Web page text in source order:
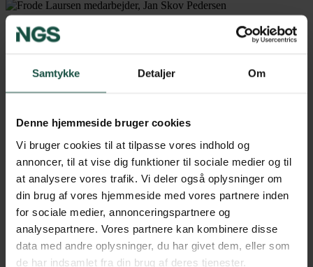
Samtykke Detaljer Om
Denne hjemmeside bruger cookies
Vi bruger cookies til at tilpasse vores indhold og
annoncer, til at vise dig funktioner til sociale medier og til
at analysere vores trafik. Vi deler også oplysninger om
din brug af vores hjemmeside med vores partnere inden
for sociale medier, annonceringspartnere og
analysepartnere. Vores partnere kan kombinere disse
data med andre oplysninger, du har givet dem, eller som
de har indsamlet fra din brug af deres tjenester.
I Frode Laursen ønsker vi at være en del af den grønne omstilling,
og derfor bliver en større og større del af vores flåde også drevet på
Den grønne omstilling er en dyr omstilling, så derfor har
samarbejdet med NGS været rigtig vigtigt for os og været med til at
Jan Skov Pedersen
Teknisk Direktør, Frode Laursen
Samarbejdet mellem NGS og Troldtekt har været godt.
Partnerskabet har strakt sig næsten fire år nu, og det hele begyndte
med et enkelt projekt, som vi gerne ville have NGS til at kigge på.
Det viste sig at være en succes. Hos Troldtekt har vi lagt stor vægt
på energioptimering og -besparelser, så det var naturligt, at vores
samarbejde med NGS udviklede sig.